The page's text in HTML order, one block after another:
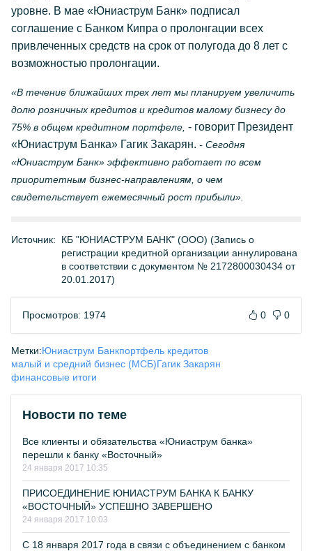
уровне. В мае «Юниаструм Банк» подписал
соглашение с Банком Кипра о пролонгации всех
привлеченных средств на срок от полугода до 8 лет с
возможностью пролонгации.
«В течение ближайших трех лет мы планируем увеличить
долю розничных кредитов и кредитов малому бизнесу до
75% в общем кредитном портфеле, - говорит Президент
«Юниаструм Банка» Гагик Закарян. - Сегодня
«Юниаструм Банк» эффективно работает по всем
приоритетным бизнес-направлениям, о чем
свидетельствует ежемесячный рост прибыли».
Источник:
КБ "ЮНИАСТРУМ БАНК" (ООО) (Запись о
регистрации кредитной организации аннулирована
в соответствии с документом № 2172800030434 от
20.01.2017)
Просмотров: 1974 0 0
Метки:Юниаструм Банкпортфель кредитов
малый и средний бизнес (МСБ)Гагик Закарян
финансовые итоги
Новости по теме
Все клиенты и обязательства «Юниаструм банка»
перешли к банку «Восточный»
24 января 2017 10:35
ПРИСОЕДИНЕНИЕ ЮНИАСТРУМ БАНКА К БАНКУ
«ВОСТОЧНЫЙ» УСПЕШНО ЗАВЕРШЕНО
24 января 2017 10:03
С 18 января 2017 года в связи с объединением с банком